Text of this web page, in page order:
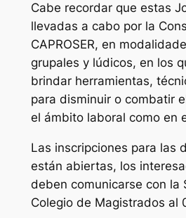
Cabe recordar que estas
llevadas a cabo por la
CAPROSER, en
grupales y lúdicos, en los
brindar herramientas,
para disminuir o combatir
el ámbito laboral como en
Las inscripciones para las
están abiertas, los
deben comunicarse con la
Colegio de Magistrados al